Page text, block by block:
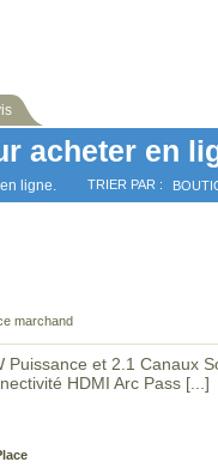
acheter en
ligne. TRIER PAR :
marchand
Puissance et 2.1 Canaux
HDMI Arc Pass [...]